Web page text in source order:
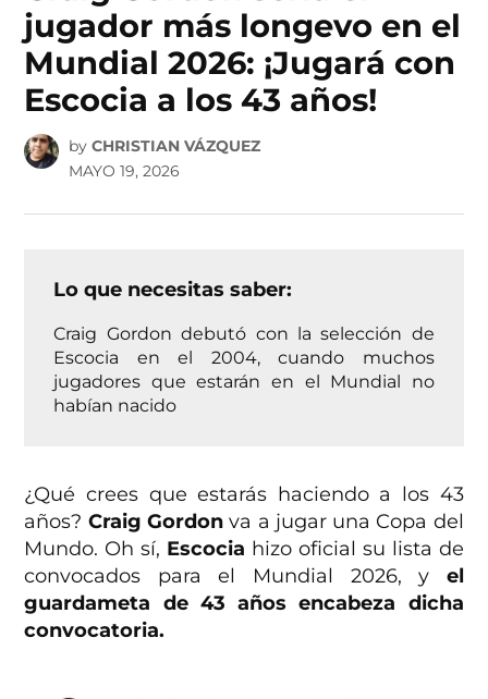
jugador más longevo en el
Mundial 2026: ¡Jugará con
Escocia a los 43 años!
by CHRISTIAN VÁZQUEZ
MAYO 19, 2026
Lo que necesitas saber:
Craig Gordon debutó con la selección de
Escocia en el 2004, cuando muchos
jugadores que estarán en el Mundial no
habían nacido
¿Qué crees que estarás haciendo a los 43
años? Craig Gordonva a jugar una Copa del
Mundo. Oh sí, Escocia hizo oficial su lista de
convocados para el Mundial 2026, y el
guardameta de 43 años encabeza dicha
convocatoria.